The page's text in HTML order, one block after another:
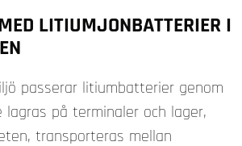
LITIUMJONBATTERIER I
passerar litiumbatterier genom
lagras på terminaler och lager,
transporteras mellan